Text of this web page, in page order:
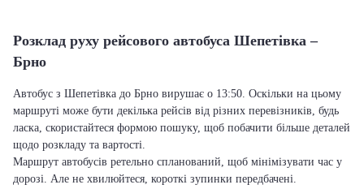
Розклад руху рейсового автобуса Шепетівка –
Брно
Автобус з Шепетівка до Брно вирушає о 13:50. Оскільки на цьому
маршруті може бути декілька рейсів від різних перевізників, будь
ласка, скористайтеся формою пошуку, щоб побачити більше деталей
щодо розкладу та вартості.
Маршрут автобусів ретельно спланований, щоб мінімізувати час у
дорозі. Але не хвилюйтеся, короткі зупинки передбачені.